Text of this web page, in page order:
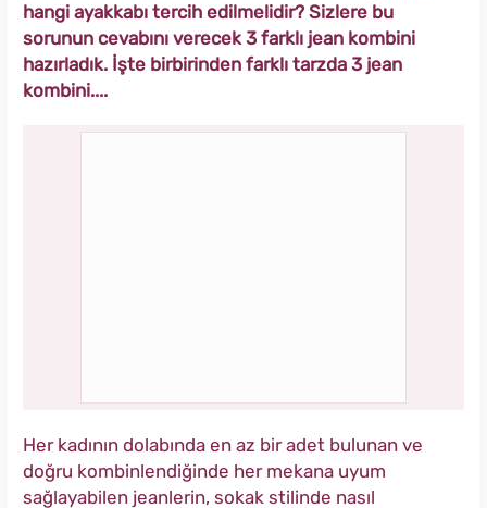
hangi ayakkabı tercih edilmelidir? Sizlere bu
sorunun cevabını verecek 3 farklı jean kombini
hazırladık. İşte birbirinden farklı tarzda 3 jean
kombini....
Her kadının dolabında en az bir adet bulunan ve
doğru kombinlendiğinde her mekana uyum
sağlayabilen jeanlerin, sokak stilinde nasıl